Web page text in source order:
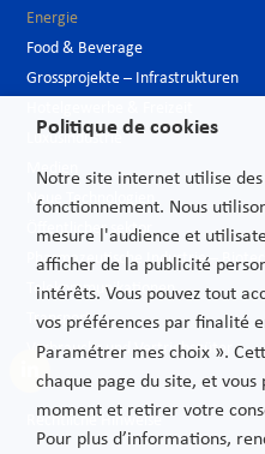
Energie
Food & Beverage
Grossprojekte – Infrastrukturen
Luxusindustrie
Medien
Neue Technologien
Öffentlicher sektor
Pharmazeutische Industrie –
Telekommunikationen
Transport
Verbrauchs und Vertriebsgüter
Rechtliche Hinweise
Politique de cookies
Notre site internet utilise des
fonctionnement. Nous
mesure l'audience et
afficher de la publicité
intérêts. Vous pouvez tout
vos préférences par finalité
Paramétrer mes choix ».
chaque page du site, et vous
moment et retirer votre
Pour plus d’informations,